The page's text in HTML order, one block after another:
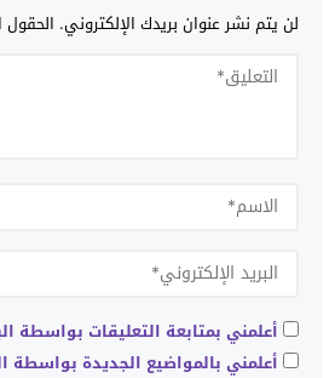
لن يتم نشر عنوان بريدك الإلكتروني. الحقول
أعلمني بمتابعة التعليقات بواسطة
أعلمني بالمواضيع الجديدة بواسطة